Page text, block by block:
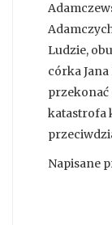
Ludzie,
córka
przekonać
katastrofa
Napisane